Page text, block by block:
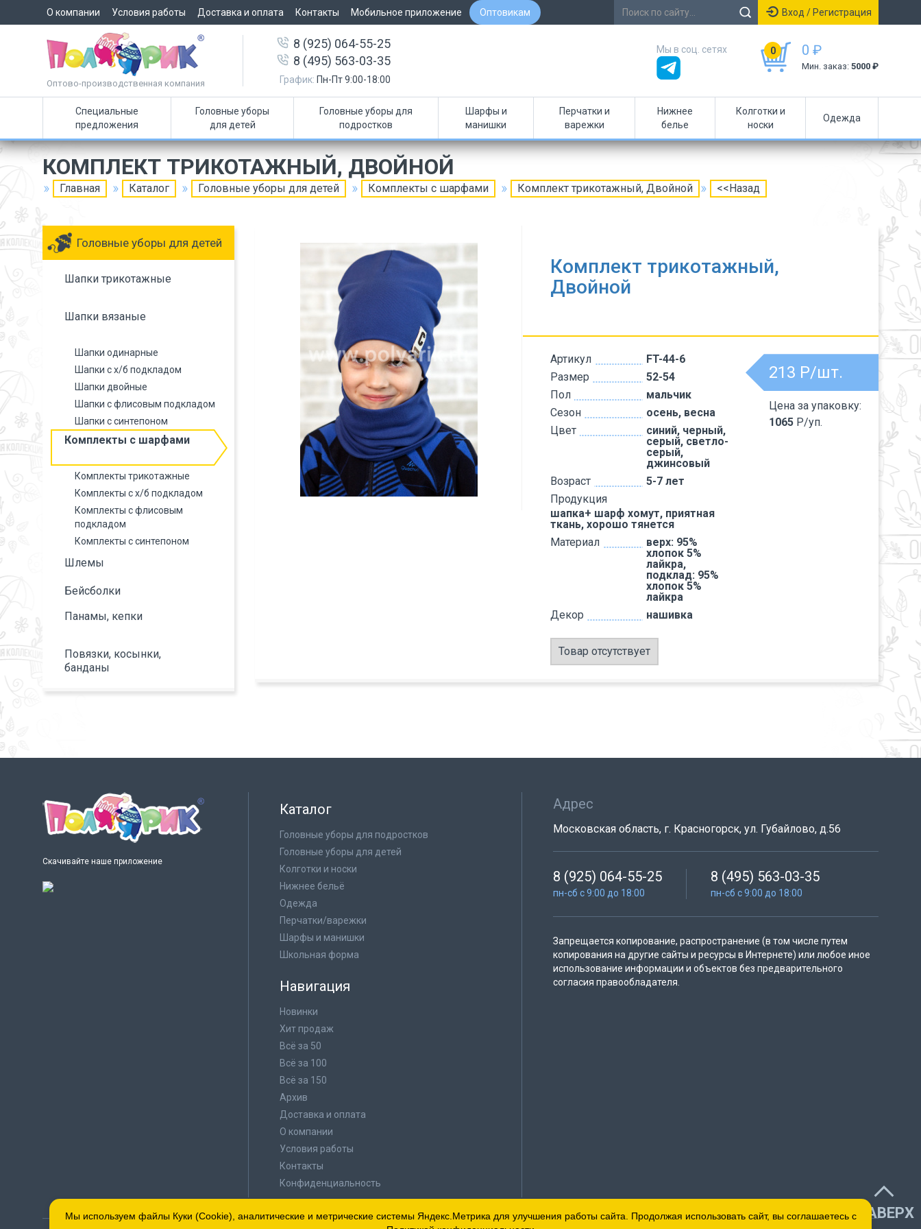
О компании Условия работы Доставка и оплата Контакты Мобильное приложение Оптовикам Вход / Регистрация
Оптово-производственная компания
8 (925) 064-55-25
8 (495) 563-03-35
График: Пн-Пт 9:00-18:00
0 0 ₽
Мин. заказ: 5000 ₽
Мы в соц. сетях
Специальные
предложения
Головные уборы
для детей
Головные уборы для
подростков
Шарфы и
манишки
Перчатки и
варежки
Нижнее
белье
Колготки и
носки
Одежда
КОМПЛЕКТ ТРИКОТАЖНЫЙ, ДВОЙНОЙ
Главная Каталог Головные уборы для детей Комплекты с шарфами Комплект трикотажный, Двойной <<Назад
Головные уборы для детей
Шапки трикотажные
Шапки вязаные
Шапки одинарные
Шапки с х/б подкладом
Шапки двойные
Шапки с флисовым подкладом
Шапки с синтепоном
Комплекты с шарфами
Комплекты трикотажные
Комплекты с х/б подкладом
Комплекты с флисовым
подкладом
Комплекты с синтепоном
Шлемы
Бейсболки
Панамы, кепки
Повязки, косынки,
банданы
Комплект трикотажный,
Двойной
Артикул
FT-44-6
Размер
52-54
Пол
мальчик
Сезон
осень, весна
Цвет
синий, черный,
серый, светло-
серый,
джинсовый
Возраст
5-7 лет
Продукция
шапка+ шарф хомут, приятная
ткань, хорошо тянется
Материал
верх: 95%
хлопок 5%
лайкра,
подклад: 95%
хлопок 5%
лайкра
Декор
нашивка
213 Р/шт.
Цена за упаковку:
1065 Р/уп.
Товар отсутствует
Скачивайте наше приложение
Каталог
Головные уборы для подростков
Головные уборы для детей
Колготки и носки
Нижнее бельё
Одежда
Перчатки/варежки
Шарфы и манишки
Школьная форма
Навигация
Новинки
Хит продаж
Всё за 50
Всё за 100
Всё за 150
Архив
Доставка и оплата
О компании
Условия работы
Контакты
Конфиденциальность
Адрес
Московская область, г. Красногорск, ул. Губайлово, д.56
8 (925) 064-55-25
пн-сб с 9:00 до 18:00
8 (495) 563-03-35
пн-сб с 9:00 до 18:00
Запрещается копирование, распространение (в том числе путем
копирования на другие сайты и ресурсы в Интернете) или любое иное
использование информации и объектов без предварительного
согласия правообладателя.
НАВЕРХ
Мы используем файлы Куки (Cookie), аналитические и метрические системы Яндекс.Метрика для улучшения работы сайта. Продолжая использовать сайт, вы соглашаетесь с